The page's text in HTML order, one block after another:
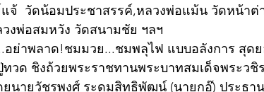
จ้  วัดน้อมประชาสรรค์,หลวงพ่อแม้น วัดหน้าต่
งพ่อสมหวัง วัดสนามชัย ฯลฯ
อย่าพลาด!ชมมวย...ชมพลุไฟ แบบอลังการ สุด
ทวด ชิงถ้วยพระราชทานพระบาทสมเด็จพระวชิ
ยนายวัชรพงศ์ ระดมสิทธิพัฒน์ (นายกอุ๊) ประธ